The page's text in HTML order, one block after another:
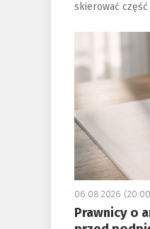
skierować
a
06.08.2026
Prawnicy o